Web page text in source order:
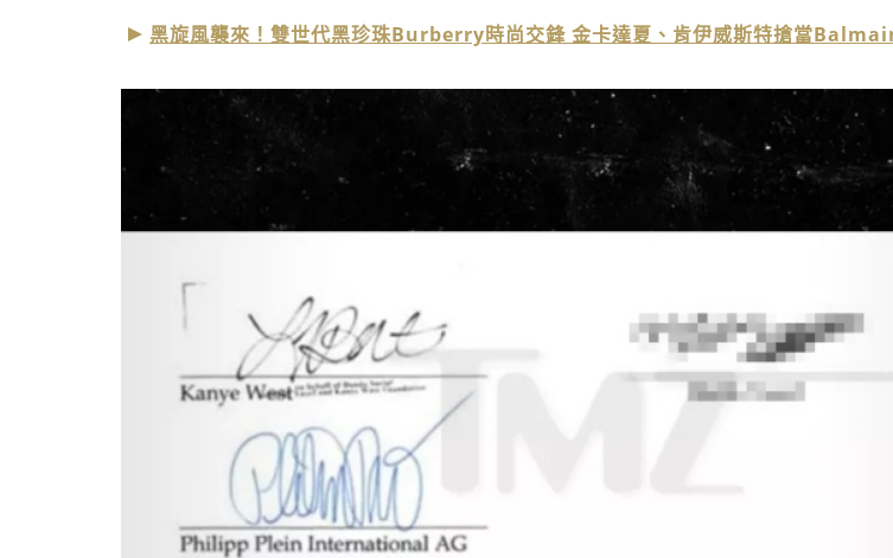
黑旋風襲來！雙世代黑珍珠Burberry時尚交鋒 金卡達夏、肯伊威斯特搶當